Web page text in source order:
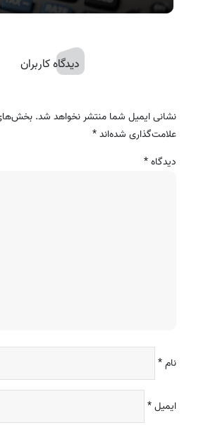
دیدگاه کاربران
نشانی ایمیل شما منتشر نخواهد شد. بخش‌های
علامت‌گذاری شده‌اند*
دیدگاه*
نام*
ایمیل*